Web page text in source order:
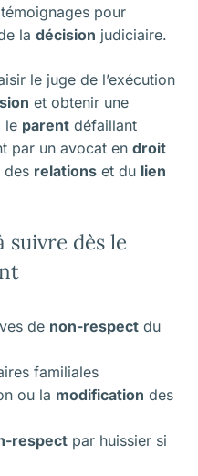
pour
la décision judiciaire.
le juge de l’exécution
et obtenir une
le parent défaillant
par un avocat en droit
des relations et du lien
suivre dès le
de non-respect du
familiales
ou la modification des
respect par huissier si